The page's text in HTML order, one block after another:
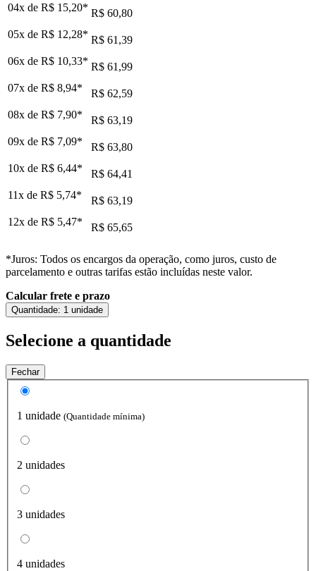
04x de R$ 15,20* R$ 60,80
05x de R$ 12,28* R$ 61,39
06x de R$ 10,33* R$ 61,99
07x de R$ 8,94*
R$ 62,59
08x de R$ 7,90*
R$ 63,19
09x de R$ 7,09*
R$ 63,80
10x de R$ 6,44*
R$ 64,41
11x de R$ 5,74*
R$ 63,19
12x de R$ 5,47* R$ 65,65
*Juros: Todos os encargos da operação, como juros, custo de
parcelamento e outras tarifas estão incluídas neste valor.
Calcular frete e prazo
Quantidade: 1 unidade
Selecione a quantidade
Fechar
1 unidade (Quantidade mínima)
2 unidades
3 unidades
4 unidades